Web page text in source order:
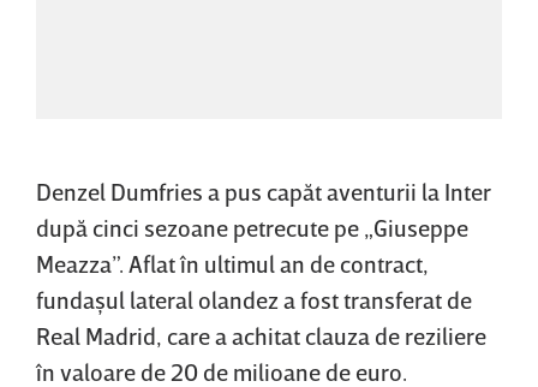
Denzel Dumfries a pus capăt aventurii la Inter
după cinci sezoane petrecute pe „Giuseppe
Meazza”. Aflat în ultimul an de contract,
fundaşul lateral olandez a fost transferat de
Real Madrid, care a achitat clauza de reziliere
în valoare de 20 de milioane de euro.